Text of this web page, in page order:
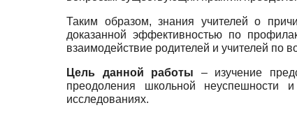
Таким образом, знания учителей о
доказанной эффективностью по
взаимодействие родителей и учителей по
Цель данной работы – изучение
преодоления школьной неуспешности
исследованиях.